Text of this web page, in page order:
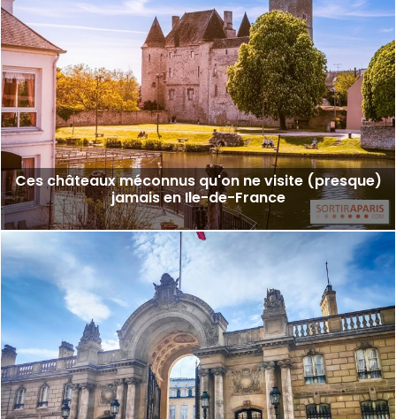
Ces châteaux méconnus qu'on ne visite (presque)
jamais en Ile-de-France